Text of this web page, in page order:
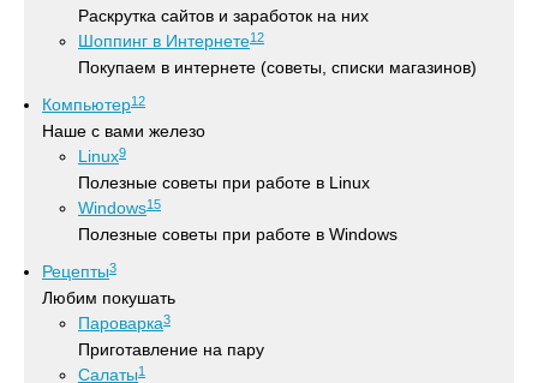
Раскрутка сайтов и заработок на них
Шоппинг в Интернете12
Покупаем в интернете (советы, списки магазинов)
Компьютер12
Наше с вами железо
Linux9
Полезные советы при работе в Linux
Windows15
Полезные советы при работе в Windows
Рецепты3
Любим покушать
Пароварка3
Приготавление на пару
Салаты1